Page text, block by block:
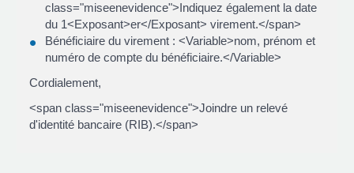
class="miseenevidence">Indiquez également la date
du 1<Exposant>er</Exposant> virement.</span>
Bénéficiaire du virement : <Variable>nom, prénom et
numéro de compte du bénéficiaire.</Variable>
Cordialement,
<span class="miseenevidence">Joindre un relevé
d'identité bancaire (RIB).</span>